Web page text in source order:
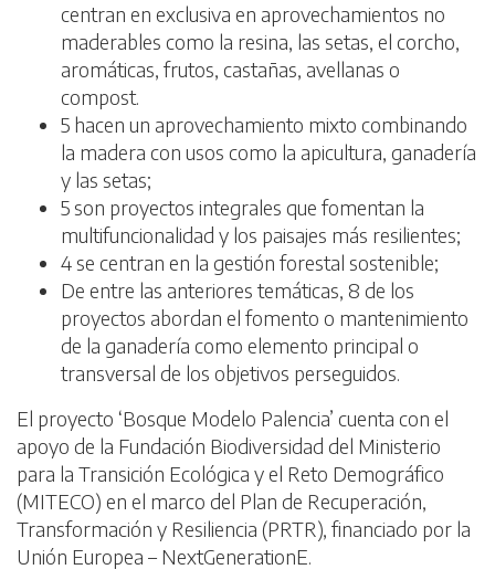
centran en exclusiva en aprovechamientos no
maderables como la resina, las setas, el corcho,
aromáticas, frutos, castañas, avellanas o
compost.
5 hacen un aprovechamiento mixto combinando
la madera con usos como la apicultura, ganadería
y las setas;
5 son proyectos integrales que fomentan la
multifuncionalidad y los paisajes más resilientes;
4 se centran en la gestión forestal sostenible;
De entre las anteriores temáticas, 8 de los
proyectos abordan el fomento o mantenimiento
de la ganadería como elemento principal o
transversal de los objetivos perseguidos.
El proyecto ‘Bosque Modelo Palencia’ cuenta con el
apoyo de la Fundación Biodiversidad del Ministerio
para la Transición Ecológica y el Reto Demográfico
(MITECO) en el marco del Plan de Recuperación,
Transformación y Resiliencia (PRTR), financiado por la
Unión Europea – NextGenerationE.